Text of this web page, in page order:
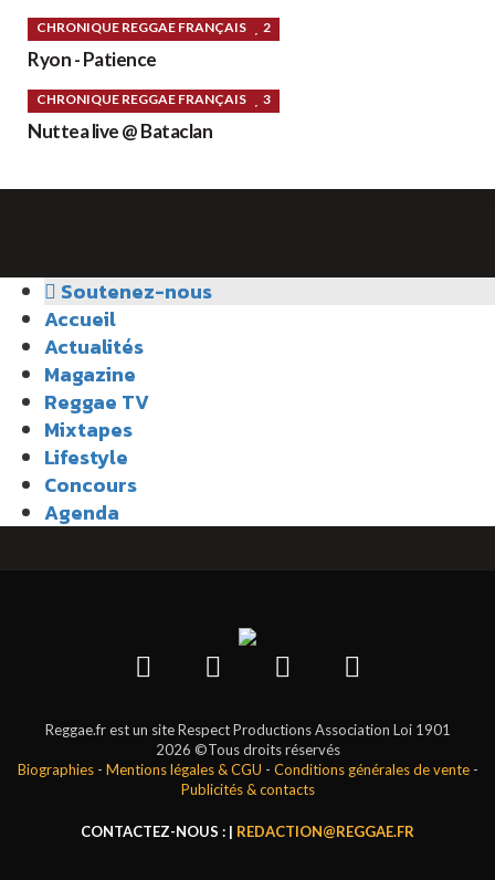
CHRONIQUE REGGAE FRANÇAIS 2
Ryon - Patience
CHRONIQUE REGGAE FRANÇAIS 3
Nuttea live @ Bataclan
Soutenez-nous
Accueil
Actualités
Magazine
Reggae TV
Mixtapes
Lifestyle
Concours
Agenda
Reggae.fr est un site Respect Productions Association Loi 1901
2026 ©Tous droits réservés
Biographies- Mentions légales & CGU - Conditions générales de vente-
Publicités & contacts
CONTACTEZ-NOUS : | REDACTION@REGGAE.FR